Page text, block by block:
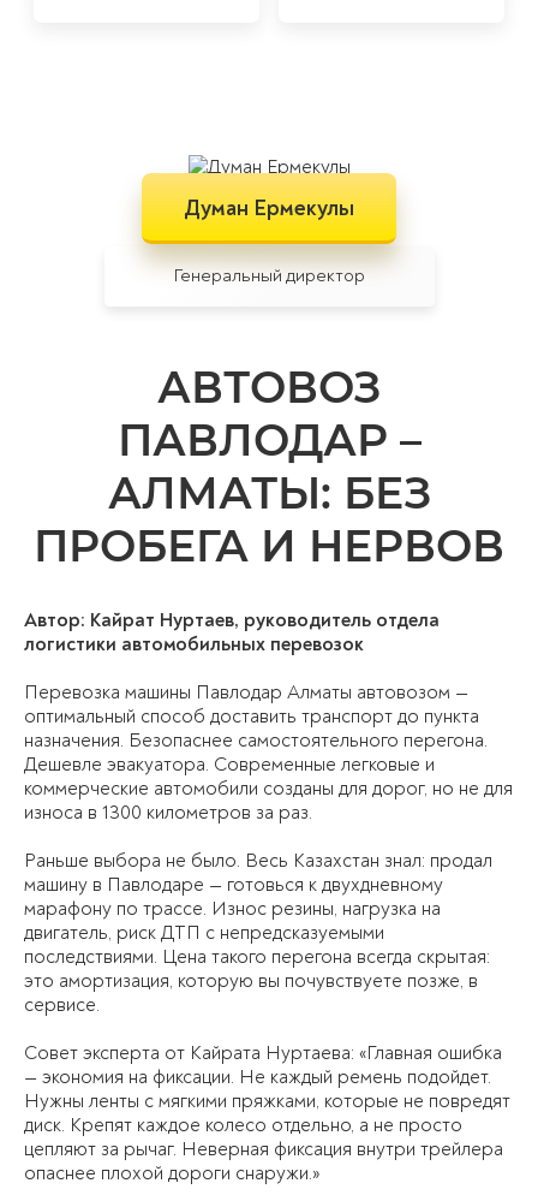
Думан Ермекулы
Генеральный директор
АВТОВОЗ
ПАВЛОДАР –
АЛМАТЫ: БЕЗ
ПРОБЕГА И НЕРВОВ
Автор: Кайрат Нуртаев, руководитель отдела
логистики автомобильных перевозок
Перевозка машины Павлодар Алматы автовозом —
оптимальный способ доставить транспорт до пункта
назначения. Безопаснее самостоятельного перегона.
Дешевле эвакуатора. Современные легковые и
коммерческие автомобили созданы для дорог, но не для
износа в 1300 километров за раз.
Раньше выбора не было. Весь Казахстан знал: продал
машину в Павлодаре — готовься к двухдневному
марафону по трассе. Износ резины, нагрузка на
двигатель, риск ДТП с непредсказуемыми
последствиями. Цена такого перегона всегда скрытая:
это амортизация, которую вы почувствуете позже, в
сервисе.
Совет эксперта от Кайрата Нуртаева: «Главная ошибка
— экономия на фиксации. Не каждый ремень подойдет.
Нужны ленты с мягкими пряжками, которые не повредят
диск. Крепят каждое колесо отдельно, а не просто
цепляют за рычаг. Неверная фиксация внутри трейлера
опаснее плохой дороги снаружи.»